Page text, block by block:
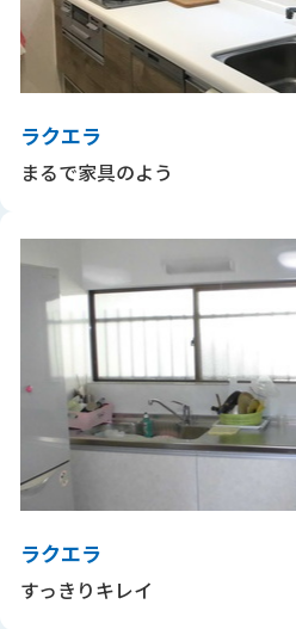
ラクエラ
まるで家具のよう
ラクエラ
すっきりキレイ